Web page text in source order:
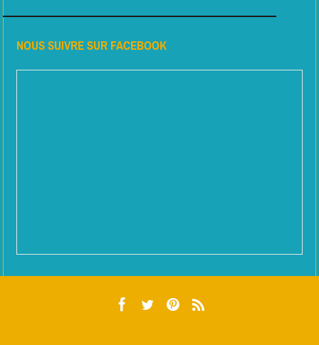
NOUS SUIVRE SUR FACEBOOK